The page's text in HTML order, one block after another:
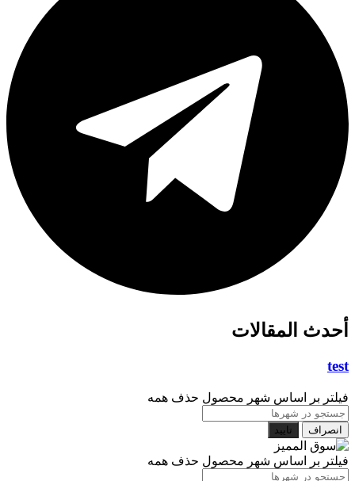
أحدث المقالات
test
فیلتر بر اساس شهر محصول حذف همه
انصراف تایید
فیلتر بر اساس شهر محصول حذف همه